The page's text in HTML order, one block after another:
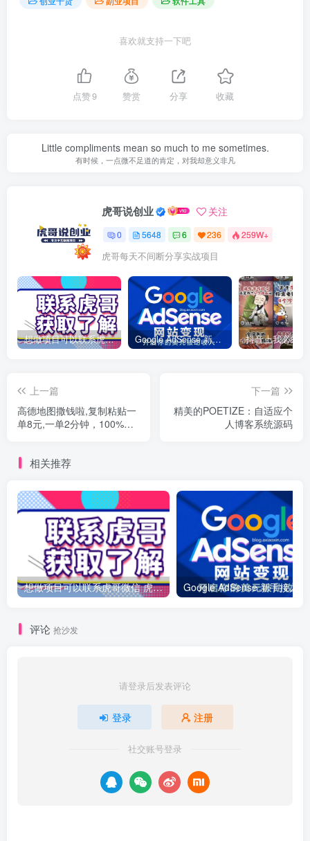
喜欢就支持一下吧
点赞9 赞赏 分享 收藏
Little compliments mean so much to me sometimes.
有时候，一点微不足道的肯定，对我却意义非凡
虎哥说创业 关注
0 5648 6 236 259W+
虎哥每天不间断分享实战项目
想做项目可以联系虎哥微信 虎哥一对一解答并且远程视频教学 Google AdSense 新手接入教程：虎哥手把手教你用网站赚取美元收入
上一篇
高德地图撒钱啦,复制粘贴一
单8元,一单2分钟，100%必
下一篇
精美的POETIZE：自适应个
人博客系统源码
相关推荐
想做项目可以联系虎哥微信 虎哥一对一解答并且远程视频教学
评论 抢沙发
请登录后发表评论
登录 注册
社交账号登录